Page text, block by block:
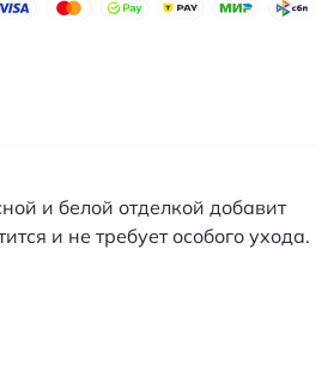
и белой отделкой добавит
и не требует особого ухода.